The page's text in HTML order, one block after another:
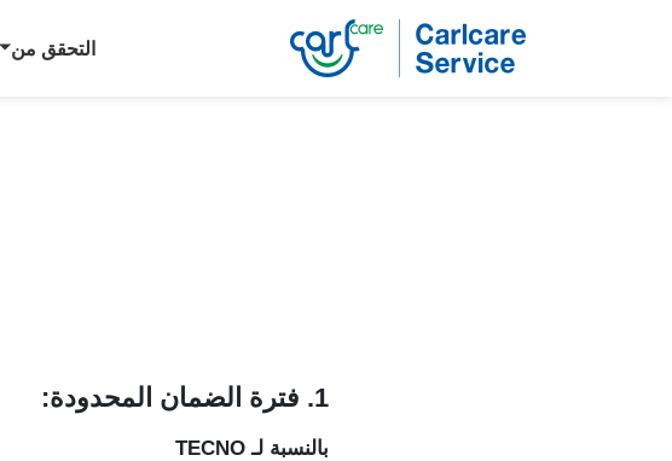
التحقق من
1. فترة الضمان المحدودة :
بالنسبة لـTECNO